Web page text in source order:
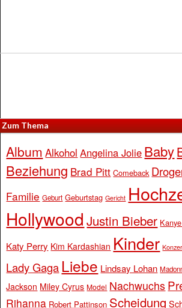
Zum Thema
Album Alkohol Angelina Jolie Baby
Beziehung Brad Pitt Comeback
Familie Geburt Geburtstag Gericht
Hollywood Justin Bieber
Katy Perry Kim Kardashian Kinder
Lady Gaga Liebe Lindsay Lohan
Jackson Miley Cyrus Model Nachwuchs
Rihanna Robert Pattinson Scheidung